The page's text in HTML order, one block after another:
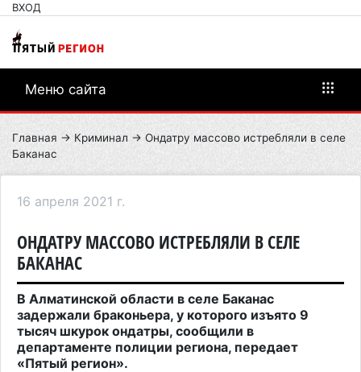
ВХОД
Меню сайта
Главная → Криминал → Ондатру массово истребляли в селе
Баканас
16 апреля 2021 г.
ОНДАТРУ МАССОВО ИСТРЕБЛЯЛИ В СЕЛЕ
БАКАНАС
В Алматинской области в селе Баканас
задержали браконьера, у которого изъято 9
тысяч шкурок ондатры, сообщили в
департаменте полиции региона, передает
«Пятый регион».